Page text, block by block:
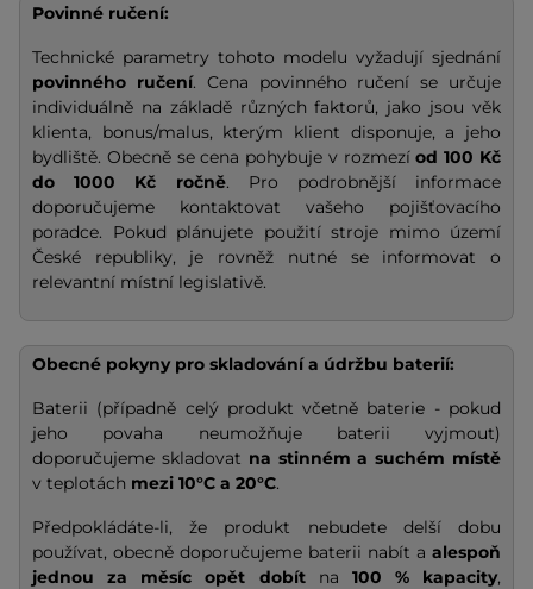
Povinné ručení:
Technické parametry tohoto modelu vyžadují sjednání
povinného ručení. Cena povinného ručení se určuje
individuálně na základě různých faktorů, jako jsou věk
klienta, bonus/malus, kterým klient disponuje, a jeho
bydliště. Obecně se cena pohybuje v rozmezíod 100 Kč
do 1000 Kč ročně. Pro podrobnější informace
doporučujeme kontaktovat vašeho pojišťovacího
poradce. Pokud plánujete použití stroje mimo území
České republiky, je rovněž nutné se informovat o
relevantní místní legislativě.
Obecné pokyny pro skladování a údržbu baterií:
Baterii (případně celý produkt včetně baterie - pokud
jeho povaha neumožňuje baterii vyjmout)
doporučujeme skladovat na stinném a suchém místě
v teplotách mezi 10°C a 20°C.
Předpokládáte-li, že produkt nebudete delší dobu
používat, obecně doporučujeme baterii nabít a alespoň
jednou za měsíc opět dobítna 100 % kapacity,